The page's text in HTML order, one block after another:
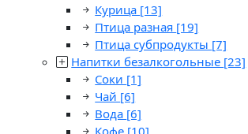
Курица [13]
Птица разная [19]
Птица субпродукты [7]
Напитки безалкогольные [23]
Соки [1]
Чай [6]
Вода [6]